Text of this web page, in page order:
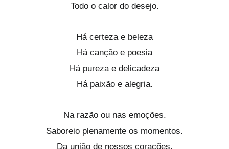
Todo o calor do desejo.
Há certeza e beleza
Há canção e poesia
Há pureza e delicadeza
Há paixão e alegria.
Na razão ou nas emoções.
Saboreio plenamente os momentos.
Da união de nossos corações.